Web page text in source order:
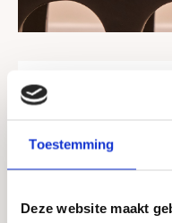
Toestemming
Deze website maakt
Voel je goed
THERME Glow is